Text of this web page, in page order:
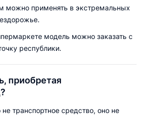
можно применять в экстремальных
модель можно заказать с
республики.
приобретая
транспортное средство, оно не